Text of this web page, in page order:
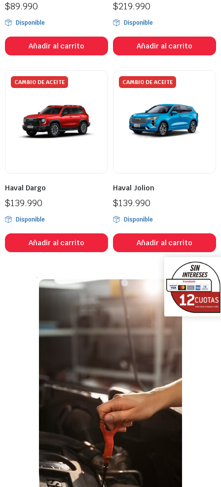
$89.990
Disponible
Añadir al carrito
$219.990
Disponible
Añadir al carrito
CAMBIO DE ACEITE
Haval Dargo
$139.990
Disponible
Añadir al carrito
CAMBIO DE ACEITE
Haval Jolion
$139.990
Disponible
Añadir al carrito